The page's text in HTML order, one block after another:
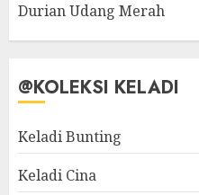
Durian Udang Merah
@KOLEKSI KELADI
Keladi Bunting
Keladi Cina